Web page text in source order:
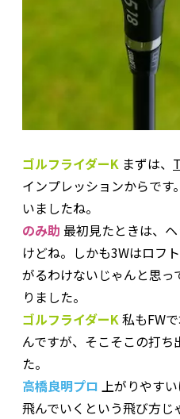
ゴルフライダーK まずは、
インプレッションからです
いましたね。
のみ助 最初見たときは、
けどね。しかも3Wはロフ
がるわけないじゃんと思
りました。
ゴルフライダーK私もFW
んですが、そこそこの打ち
た。
高橋良明プロ 上がりやす
飛んでいくという飛び方